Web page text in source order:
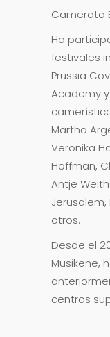
Camerata
Ha
festivales
Prussia
Academy
Martha
Veronika
Hoffman,
Antje
otros.
Desde el
Musikene,
centros